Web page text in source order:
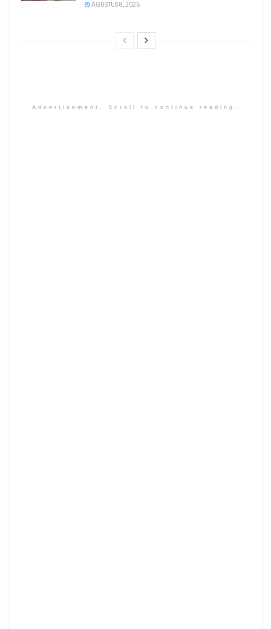
AGUSTUS 8, 2026
Advertisement. Scroll to continue reading.